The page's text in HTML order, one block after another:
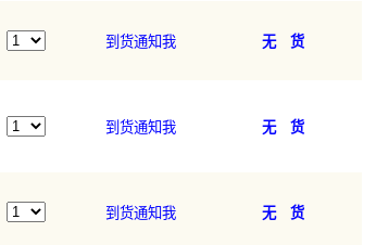
到货通知我 无 货
到货通知我 无 货
到货通知我 无 货